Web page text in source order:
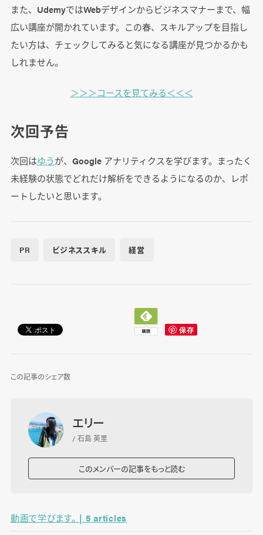
また、UdemyではWebデザインからビジネスマナーまで、幅
広い講座が開かれています。この春、スキルアップを目指し
たい方は、チェックしてみると気になる講座が見つかるかも
しれません。
＞＞＞コースを見てみる＜＜＜
次回予告
次回はゆうが、Google アナリティクスを学びます。まったく
未経験の状態でどれだけ解析をできるようになるのか、レポ
ートしたいと思います。
PR ビジネススキル 経営
この記事のシェア数
エリー
/ 石島 英里
このメンバーの記事をもっと読む
動画で学びます。 | 5 articles